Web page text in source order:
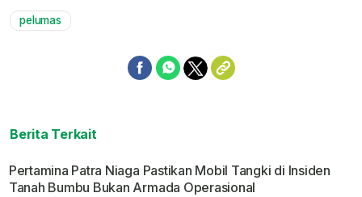
pelumas
Berita Terkait
Pertamina Patra Niaga Pastikan Mobil Tangki di Insiden
Tanah Bumbu Bukan Armada Operasional